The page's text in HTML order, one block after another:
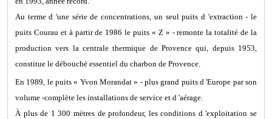
Au terme d 'une série de concentrations, un seul puits d 'extraction - le
puits Courau et à partir de 1986 le puits « Z » - remonte la totalité de la
production vers la centrale thermique de Provence qui, depuis 1953,
constitue le débouché essentiel du charbon de Provence.
En 1989, le puits « Yvon Morandat » - plus grand puits d 'Europe par son
volume -complète les installations de service et d 'aérage.
À plus de 1 300 mètres de profondeur, les conditions d 'exploitation se